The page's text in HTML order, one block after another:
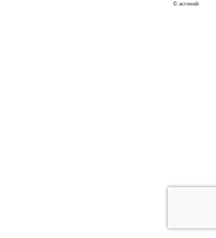
© acroweb